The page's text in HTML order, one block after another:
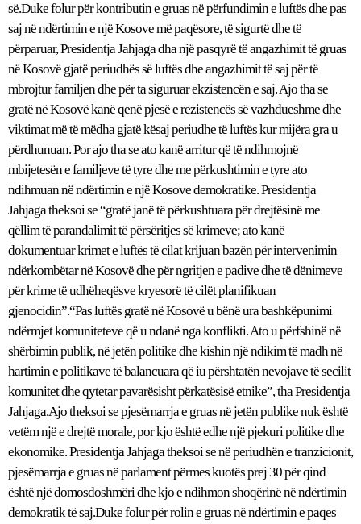
së.Duke folur për kontributin e gruas në përfundimin e luftës dhe pas
saj në ndërtimin e një Kosove më paqësore, të sigurtë dhe të
përparuar, Presidentja Jahjaga dha një pasqyrë të angazhimit të gruas
në Kosovë gjatë periudhës së luftës dhe angazhimit të saj për të
mbrojtur familjen dhe për ta siguruar ekzistencën e saj. Ajo tha se
gratë në Kosovë kanë qenë pjesë e rezistencës së vazhdueshme dhe
viktimat më të mëdha gjatë kësaj periudhe të luftës kur mijëra gra u
përdhunuan. Por ajo tha se ato kanë arritur që të ndihmojnë
mbijetesën e familjeve të tyre dhe me përkushtimin e tyre ato
ndihmuan në ndërtimin e një Kosove demokratike. Presidentja
Jahjaga theksoi se “gratë janë të përkushtuara për drejtësinë me
qëllim të parandalimit të përsëritjes së krimeve; ato kanë
dokumentuar krimet e luftës të cilat krijuan bazën për intervenimin
ndërkombëtar në Kosovë dhe për ngritjen e padive dhe të dënimeve
për krime të udhëheqësve kryesorë të cilët planifikuan
gjenocidin”.“Pas luftës gratë në Kosovë u bënë ura bashkëpunimi
ndërmjet komuniteteve që u ndanë nga konflikti. Ato u përfshinë në
shërbimin publik, në jetën politike dhe kishin një ndikim të madh në
hartimin e politikave të balancuara që iu përshtatën nevojave të secilit
komunitet dhe qytetar pavarësisht përkatësisë etnike”, tha Presidentja
Jahjaga.Ajo theksoi se pjesëmarrja e gruas në jetën publike nuk është
vetëm një e drejtë morale, por kjo është edhe një pjekuri politike dhe
ekonomike. Presidentja Jahjaga theksoi se në periudhën e tranzicionit,
pjesëmarrja e gruas në parlament përmes kuotës prej 30 për qind
është një domosdoshmëri dhe kjo e ndihmon shoqërinë në ndërtimin
demokratik të saj.Duke folur për rolin e gruas në ndërtimin e paqes